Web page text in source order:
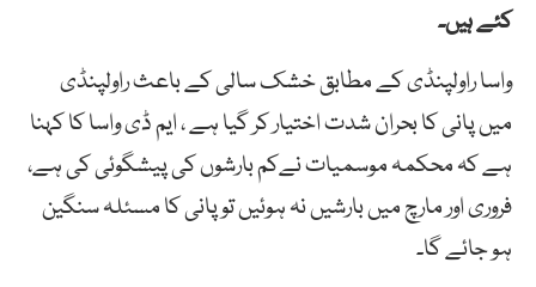
کئے ہیں۔
واسا راولپنڈی کے مطابق خشک سالی کے باعث راولپنڈی
میں پانی کا بحران شدت اختیار کر گیا ہے ، ایم ڈی واسا کا کہنا
ہے کہ محکمہ موسمیات نےکم بارشوں کی پیشگوئی کی ہے،
فروری اور مارچ میں بارشیں نہ ہوئیں تو پانی کا مسئلہ سنگین
ہو جائے گا۔